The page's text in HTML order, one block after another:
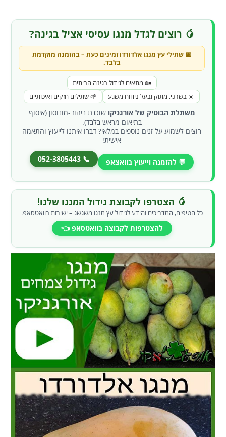
🥭 רוצים לגדל מנגו עסיסי אציל בגינה?
📅 שתילי עץ מנגו אלדורדוזמינים כעת –בהזמנה מוקדמת
בלבד.
🏡 מתאים לגידול בגינה הביתית
☀️ בשרני, מתוק ובעל ניחוח משגע
🌱 שתילים חזקים ואיכותיים
משתלת הבוטיק של אורגניקו שוכנת ביהוד-מונוסון (איסוף
בתיאום מראש בלבד).
רוצים לשמוע על זנים נוספים במלאי? דברו איתנו לייעוץ והתאמה
אישית!
💬 להזמנה וייעוץ בוואצאפ 📞 052-3805443
🥭 הצטרפו לקבוצת גידול המנגו שלנו!
כל הטיפים, המדריכים והידע לגידול עץ מנגו משגשג – ישירות בוואטסאפ.
להצטרפות לקבוצה בוואטסאפ 👈